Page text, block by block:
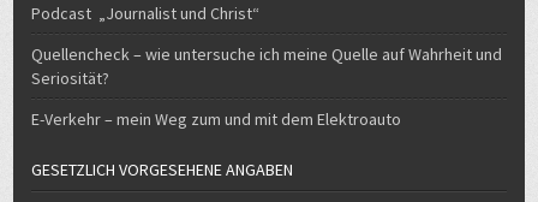
Podcast „Journalist und Christ“
Quellencheck – wie untersuche ich meine Quelle auf Wahrheit und
Seriosität?
E-Verkehr – mein Weg zum und mit dem Elektroauto
GESETZLICH VORGESEHENE ANGABEN